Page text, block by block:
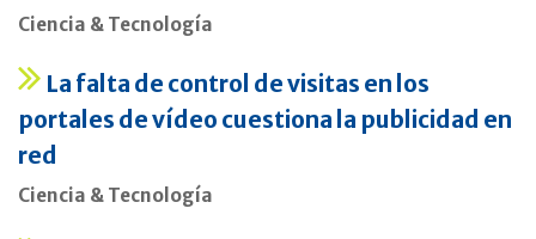
Ciencia & Tecnología
La falta de control de visitas en los
portales de vídeo cuestiona la publicidad en
red
Ciencia & Tecnología